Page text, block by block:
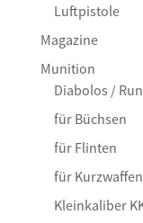
Luftpistole
Magazine
Munition
Diabolos /
für Büchsen
für Flinten
für Kurzwaffen
Kleinkaliber